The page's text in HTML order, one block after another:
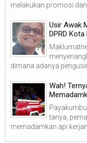
melakukan promosi dan
Usir Awak
DPRD
dimana adanya
Wah!
tanya,
memadamkan api